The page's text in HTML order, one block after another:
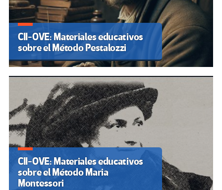
CII-OVE: Materiales educativos
sobre el Método Pestalozzi
CII-OVE: Materiales educativos
sobre el Método Maria
Montessori